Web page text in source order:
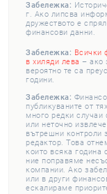
Забележка:
г. Ако липсва
дружеството е
финансови данни.
Забележка: Всички
в хиляди лева – ако
вероятно те са
години.
Забележка:
публикуваните от
много редки
или неточно
вътрешни контроли
редактор. Това
които всяка година
ние поправяме
компании. Ако
или в други
ескалираме